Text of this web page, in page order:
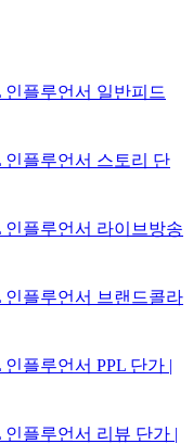
플루언서 일반피드
플루언서 스토리 단
플루언서 라이브방송
플루언서 브랜드콜라
플루언서 PPL 단가 |
플루언서 리뷰 단가 |